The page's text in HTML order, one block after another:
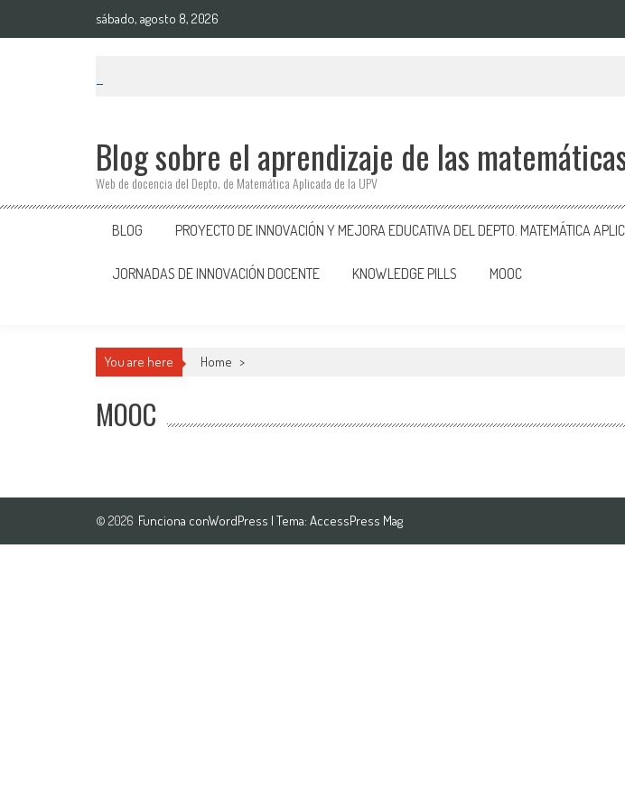
sábado, agosto 8, 2026
Blog sobre el aprendizaje de las
Web de docencia del Depto. de Matemática Aplicada de la UPV
BLOG PROYECTO DE INNOVACIÓN Y MEJORA EDUCATIVA DEL DEPTO. MATEMÁTICA
JORNADAS DE INNOVACIÓN DOCENTE KNOWLEDGE PILLS MOOC
You are here Home >
MOOC
© 2026 Funciona conWordPress | Tema: AccessPress Mag